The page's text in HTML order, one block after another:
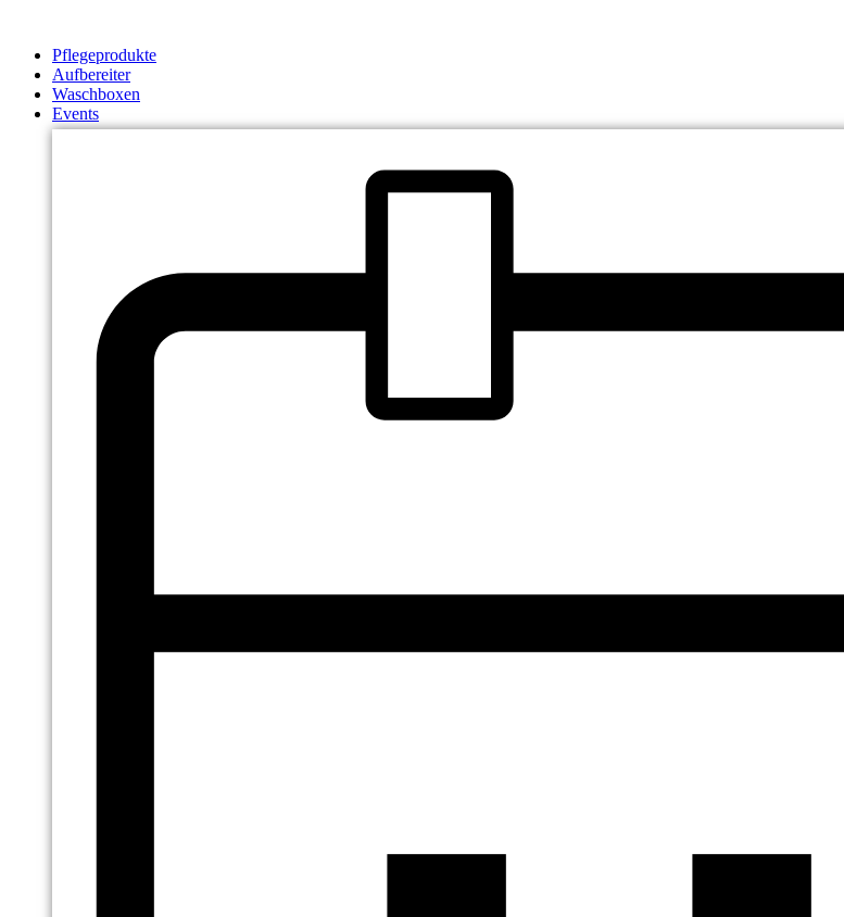
springenPflegeprodukte
Aufbereiter
Waschboxen
Events